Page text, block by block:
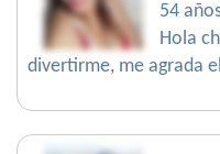
54
Hola
divertirme, me agrada